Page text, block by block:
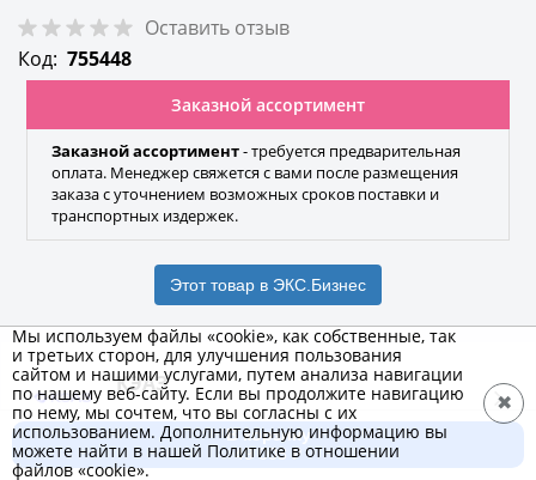
Оставить отзыв
Код: 755448
Заказной ассортимент
Заказной ассортимент- требуется предварительная
оплата. Менеджер свяжется с вами после размещения
заказа с уточнением возможных сроков поставки и
транспортных издержек.
Этот товар в ЭКС.Бизнес
КЭАЗ
Бренд
В корзину
49 003 ₽
Мы используем файлы «cookie», как собственные, так
и третьих сторон, для улучшения пользования
сайтом и нашими услугами, путем анализа навигации
по нашему веб-сайту. Если вы продолжите навигацию
по нему, мы сочтем, что вы согласны с их
использованием. Дополнительную информацию вы
можете найти в нашей Политике в отношении
файлов «cookie».
✖